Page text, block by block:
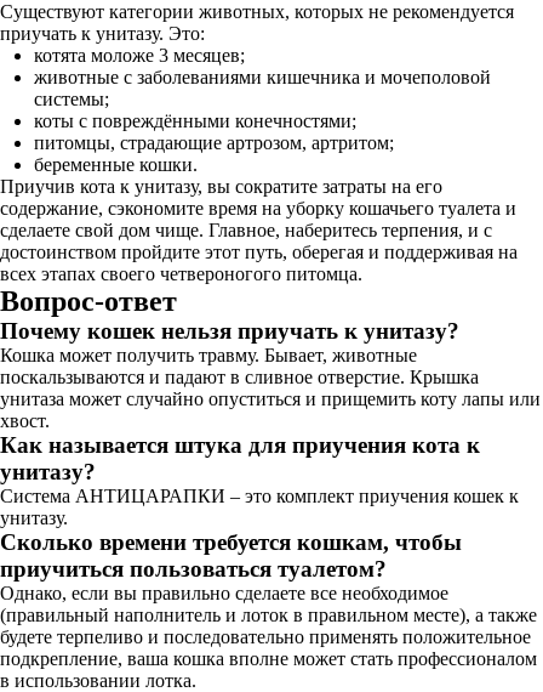
Существуют категории животных, которых не рекомендуется
приучать к унитазу. Это:
котята моложе 3 месяцев;
животные с заболеваниями кишечника и мочеполовой
системы;
коты с повреждёнными конечностями;
питомцы, страдающие артрозом, артритом;
беременные кошки.
Приучив кота к унитазу, вы сократите затраты на его
содержание, сэкономите время на уборку кошачьего туалета и
сделаете свой дом чище. Главное, наберитесь терпения, и с
достоинством пройдите этот путь, оберегая и поддерживая на
всех этапах своего четвероногого питомца.
Вопрос-ответ
Почему кошек нельзя приучать к унитазу?
Кошка может получить травму. Бывает, животные
поскальзываются и падают в сливное отверстие. Крышка
унитаза может случайно опуститься и прищемить коту лапы или
хвост.
Как называется штука для приучения кота к
унитазу?
Система АНТИЦАРАПКИ – это комплект приучения кошек к
унитазу.
Сколько времени требуется кошкам, чтобы
приучиться пользоваться туалетом?
Однако, если вы правильно сделаете все необходимое
(правильный наполнитель и лоток в правильном месте), а также
будете терпеливо и последовательно применять положительное
подкрепление, ваша кошка вполне может стать профессионалом
в использовании лотка.